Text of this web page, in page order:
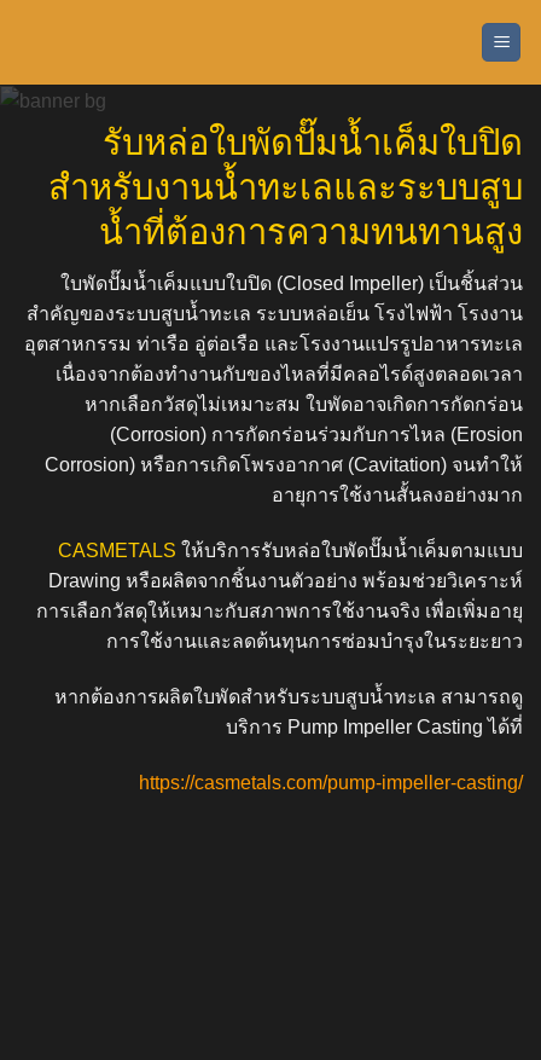
เนื้อหา
รับหล่อใบพัดปั๊มน้ำเค็มใบปิด
สำหรับงานน้ำทะเลและระบบสูบ
น้ำที่ต้องการความทนทานสูง
ใบพัดปั๊มน้ำเค็มแบบใบปิด (Closed Impeller) เป็นชิ้นส่วน
สำคัญของระบบสูบน้ำทะเล ระบบหล่อเย็น โรงไฟฟ้า โรงงาน
อุตสาหกรรม ท่าเรือ อู่ต่อเรือ และโรงงานแปรรูปอาหารทะเล
เนื่องจากต้องทำงานกับของไหลที่มีคลอไรด์สูงตลอดเวลา
หากเลือกวัสดุไม่เหมาะสม ใบพัดอาจเกิดการกัดกร่อน
(Corrosion) การกัดกร่อนร่วมกับการไหล (Erosion
Corrosion) หรือการเกิดโพรงอากาศ (Cavitation) จนทำให้
อายุการใช้งานสั้นลงอย่างมาก
CASMETALS ให้บริการรับหล่อใบพัดปั๊มน้ำเค็มตามแบบ
Drawing หรือผลิตจากชิ้นงานตัวอย่าง พร้อมช่วยวิเคราะห์
การเลือกวัสดุให้เหมาะกับสภาพการใช้งานจริง เพื่อเพิ่มอายุ
การใช้งานและลดต้นทุนการซ่อมบำรุงในระยะยาว
หากต้องการผลิตใบพัดสำหรับระบบสูบน้ำทะเล สามารถดู
บริการ Pump Impeller Casting ได้ที่
https://casmetals.com/pump-impeller-casting/